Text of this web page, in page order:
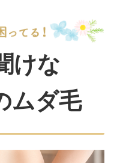
けな
ムダ毛